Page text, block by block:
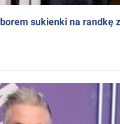
sukienki na randkę